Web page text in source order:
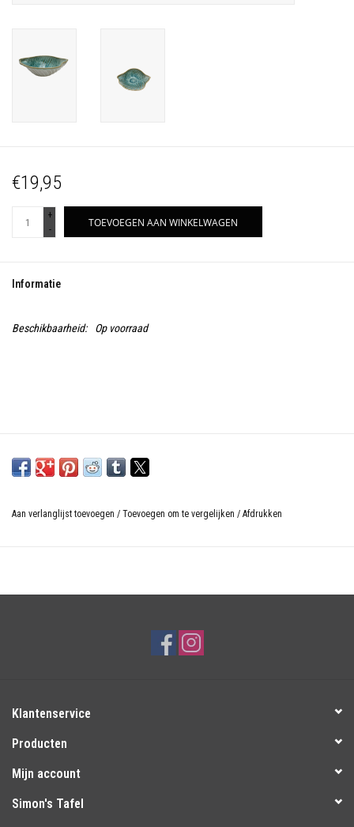
€19,95
+
-
TOEVOEGEN AAN WINKELWAGEN
Informatie
Beschikbaarheid: Op voorraad
Aan verlanglijst toevoegen / Toevoegen om te vergelijken / Afdrukken
Klantenservice
Producten
Mijn account
Simon's Tafel